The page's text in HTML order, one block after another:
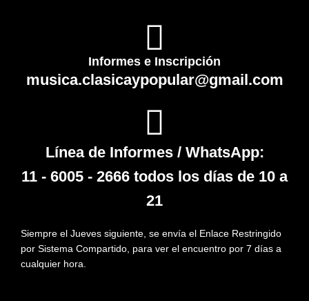
Informes e Inscripción
musica.clasicaypopular@gmail.com
Línea de Informes / WhatsApp:
11 - 6005 - 2666 todos los días de 10 a
21
Siempre el Jueves siguiente, se envía el Enlace Restringido
por Sistema Compartido, para ver el encuentro por 7 días a
cualquier hora.